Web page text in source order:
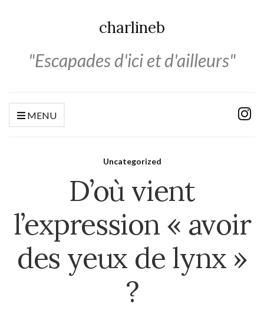
charlineb
"Escapades d'ici et d'ailleurs"
MENU
Uncategorized
D’où vient
l’expression « avoir
des yeux de lynx »
?